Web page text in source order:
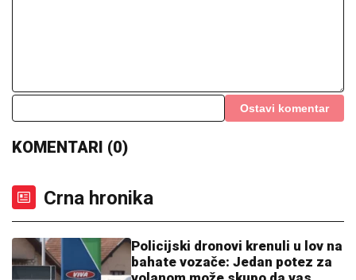
"NIJE IH BILO POLA SATA, SVI SU TO VIDELI"
VAŠINGTON NE ODUSTAJE:
traži od Izraela povlačenje iz Libana i